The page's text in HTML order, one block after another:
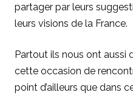
partager par leurs
leurs visions de la France.
Partout ils nous ont aussi
cette occasion de
point d’ailleurs que dans